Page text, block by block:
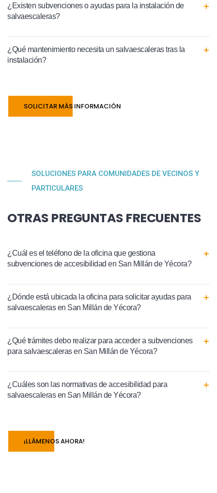
¿Existen subvenciones o ayudas para la instalación de
salvaescaleras?
¿Qué mantenimiento necesita un salvaescaleras tras la
instalación?
SOLICITAR MÁS INFORMACIÓN
SOLUCIONES PARA COMUNIDADES DE VECINOS Y
PARTICULARES
OTRAS PREGUNTAS FRECUENTES
¿Cuál es el teléfono de la oficina que gestiona
subvenciones de accesibilidad en San Millán de Yécora?
¿Dónde está ubicada la oficina para solicitar ayudas para
salvaescaleras en San Millán de Yécora?
¿Qué trámites debo realizar para acceder a subvenciones
para salvaescaleras en San Millán de Yécora?
¿Cuáles son las normativas de accesibilidad para
salvaescaleras en San Millán de Yécora?
¡LLÁMENOS AHORA!